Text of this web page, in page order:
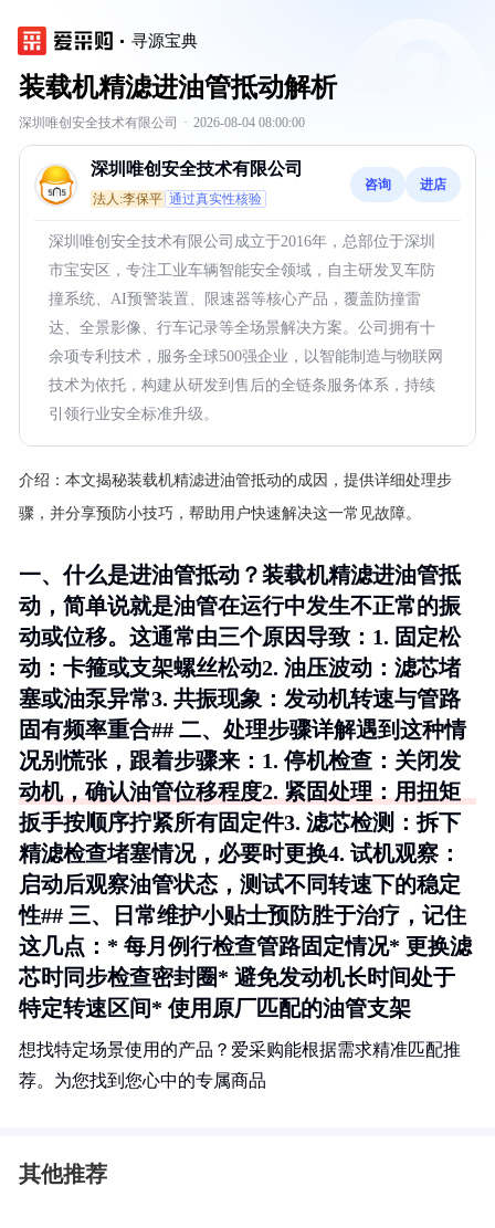
寻源宝典
装载机精滤进油管抵动解析
深圳唯创安全技术有限公司 · 2026-08-04 08:00:00
深圳唯创安全技术有限公司
法人:李保平 通过真实性核验
咨询 进店
深圳唯创安全技术有限公司成立于2016年，总部位于深圳
市宝安区，专注工业车辆智能安全领域，自主研发叉车防
撞系统、AI预警装置、限速器等核心产品，覆盖防撞雷
达、全景影像、行车记录等全场景解决方案。公司拥有十
余项专利技术，服务全球500强企业，以智能制造与物联网
技术为依托，构建从研发到售后的全链条服务体系，持续
引领行业安全标准升级。
介绍： 本文揭秘装载机精滤进油管抵动的成因，提供详细处理步
骤，并分享预防小技巧，帮助用户快速解决这一常见故障。
一、什么是进油管抵动？装载机精滤进油管抵
动，简单说就是油管在运行中发生不正常的振
动或位移。这通常由三个原因导致：1. 固定松
动 ：卡箍或支架螺丝松动2. 油压波动 ：滤芯堵
塞或油泵异常3. 共振现象 ：发动机转速与管路
固有频率重合## 二、处理步骤详解遇到这种情
况别慌张，跟着步骤来：1. 停机检查 ：关闭发
动机，确认油管位移程度2. 紧固处理 ：用扭矩
扳手按顺序拧紧所有固定件3. 滤芯检测 ：拆下
精滤检查堵塞情况，必要时更换4. 试机观察 ：
启动后观察油管状态，测试不同转速下的稳定
性## 三、日常维护小贴士预防胜于治疗，记住
这几点：* 每月例行检查管路固定情况* 更换滤
芯时同步检查密封圈* 避免发动机长时间处于
特定转速区间* 使用原厂匹配的油管支架
想找特定场景使用的产品？爱采购能根据需求精准匹配推
荐。为您找到您心中的专属商品
其他推荐